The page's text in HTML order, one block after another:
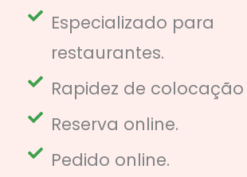
Especializado para
restaurantes.
Rapidez de colocação
Reserva online.
Pedido online.